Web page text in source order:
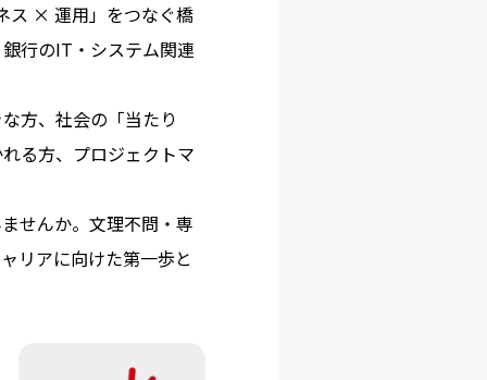
ス × 運用」をつなぐ橋
行のIT・システム関連
方、社会の「当たり
る方、プロジェクトマ
せんか。文理不問・専
リアに向けた第一歩と